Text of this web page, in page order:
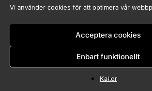
Vi använder cookies för att optimera vår
Acceptera cookies
Enbart funktionellt
Kakor